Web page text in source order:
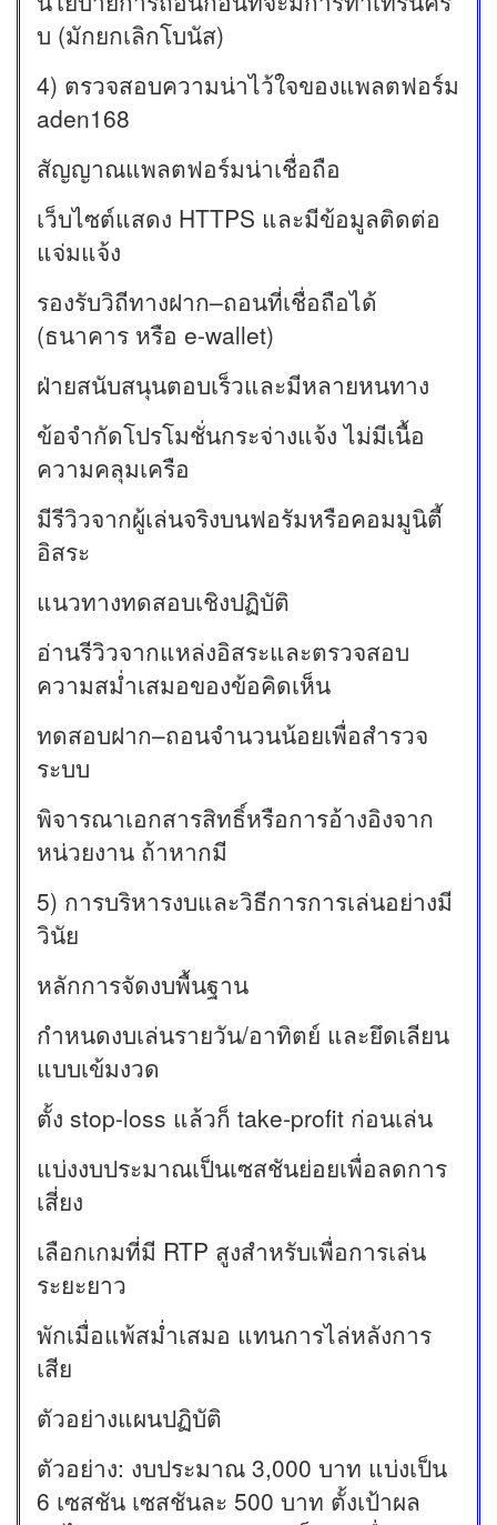
บ (มักยกเลิกโบนัส)
4) ตรวจสอบความน่าไว้ใจของแพลตฟอร์ม
aden168
สัญญาณแพลตฟอร์มน่าเชื่อถือ
เว็บไซต์แสดง HTTPS และมีข้อมูลติดต่อ
แจ่มแจ้ง
รองรับวิถีทางฝาก–ถอนที่เชื่อถือได้
(ธนาคาร หรือ e-wallet)
ฝ่ายสนับสนุนตอบเร็วและมีหลายหนทาง
ข้อจำกัดโปรโมชั่นกระจ่างแจ้ง ไม่มีเนื้อ
ความคลุมเครือ
มีรีวิวจากผู้เล่นจริงบนฟอรัมหรือคอมมูนิตี้
อิสระ
แนวทางทดสอบเชิงปฏิบัติ
อ่านรีวิวจากแหล่งอิสระและตรวจสอบ
ความสม่ำเสมอของข้อคิดเห็น
ทดสอบฝาก–ถอนจำนวนน้อยเพื่อสำรวจ
ระบบ
พิจารณาเอกสารสิทธิ์หรือการอ้างอิงจาก
หน่วยงาน ถ้าหากมี
5) การบริหารงบและวิธีการการเล่นอย่างมี
วินัย
หลักการจัดงบพื้นฐาน
กำหนดงบเล่นรายวัน/อาทิตย์ และยึดเลียน
แบบเข้มงวด
ตั้ง stop-loss แล้วก็ take-profit ก่อนเล่น
แบ่งงบประมาณเป็นเซสชันย่อยเพื่อลดการ
เสี่ยง
เลือกเกมที่มี RTP สูงสำหรับเพื่อการเล่น
ระยะยาว
พักเมื่อแพ้สม่ำเสมอ แทนการไล่หลังการ
เสีย
ตัวอย่างแผนปฏิบัติ
ตัวอย่าง: งบประมาณ 3,000 บาท แบ่งเป็น
6 เซสชัน เซสชันละ 500 บาท ตั้งเป้าผล